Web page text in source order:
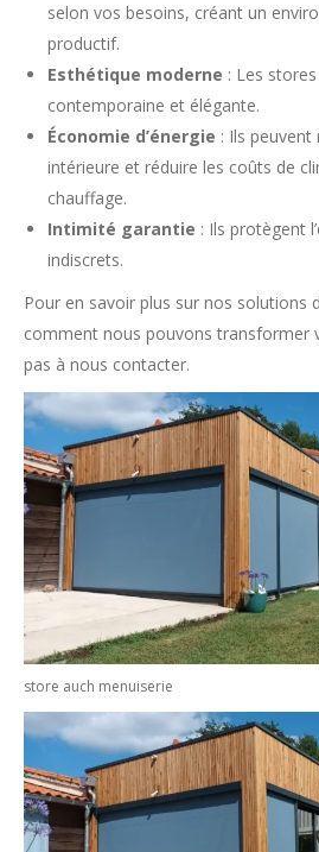
selon vos besoins, créant un
productif.
Esthétique moderne : Les
contemporaine et élégante.
Économie d’énergie : Ils
intérieure et réduire les coûts de
chauffage.
Intimité garantie : Ils protègent
indiscrets.
Pour en savoir plus sur nos solutions
comment nous pouvons transformer
pas à nous contacter.
store auch menuiserie